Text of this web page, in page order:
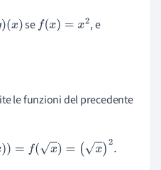
) sef(x)=x 2
, e
le funzioni del precedente
g(x ))= f(x)=(x)2 .